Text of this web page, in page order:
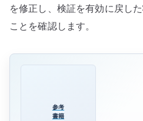
を修正し、検証を有効に戻し
ことを確認します。
参考
書籍